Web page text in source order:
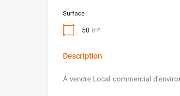
Surface
50 m²
Description
À vendre Local commercial